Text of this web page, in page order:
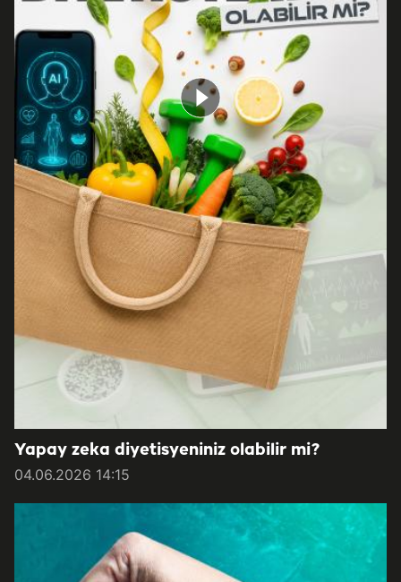
Yapay zeka diyetisyeniniz olabilir mi?
04.06.2026 14:15